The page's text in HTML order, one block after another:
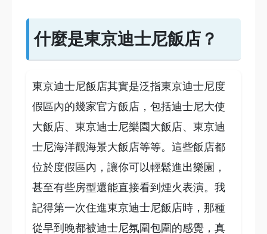
什麼是東京迪士尼飯店？
東京迪士尼飯店其實是泛指東京迪士尼度
假區內的幾家官方飯店，包括迪士尼大使
大飯店、東京迪士尼樂園大飯店、東京迪
士尼海洋觀海景大飯店等等。這些飯店都
位於度假區內，讓你可以輕鬆進出樂園，
甚至有些房型還能直接看到煙火表演。我
記得第一次住進東京迪士尼飯店時，那種
從早到晚都被迪士尼氛圍包圍的感覺，真